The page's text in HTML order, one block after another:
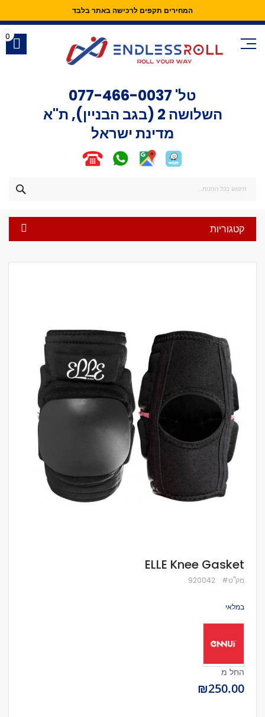
המחירים תקפים לרכישה באתר בלבד
Skip
Content
טל' 077-466-0037
השלושה 2 (בגב הבניין), ת"א
מדינת ישראל
0
קטגוריות
לדלג
להתחלה
של
ELLE Knee Gasket
מק''ט 920042
במלאי
החל מ
₪250.00